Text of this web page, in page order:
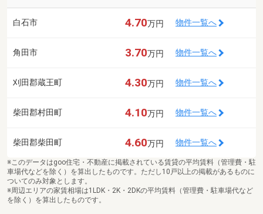
白石市 4.70万円 物件一覧へ
角田市 3.70万円 物件一覧へ
刈田郡蔵王町 4.30万円 物件一覧へ
柴田郡村田町 4.10万円 物件一覧へ
柴田郡柴田町 4.60万円 物件一覧へ
※このデータはgoo住宅・不動産に掲載されている賃貸の平均賃料（管理費・駐
車場代などを除く）を算出したものです。ただし10戸以上の掲載があるものに
ついてのみ対象とします。
※周辺エリアの家賃相場は1LDK・2K・2DKの平均賃料（管理費・駐車場代など
を除く）を算出したものです。